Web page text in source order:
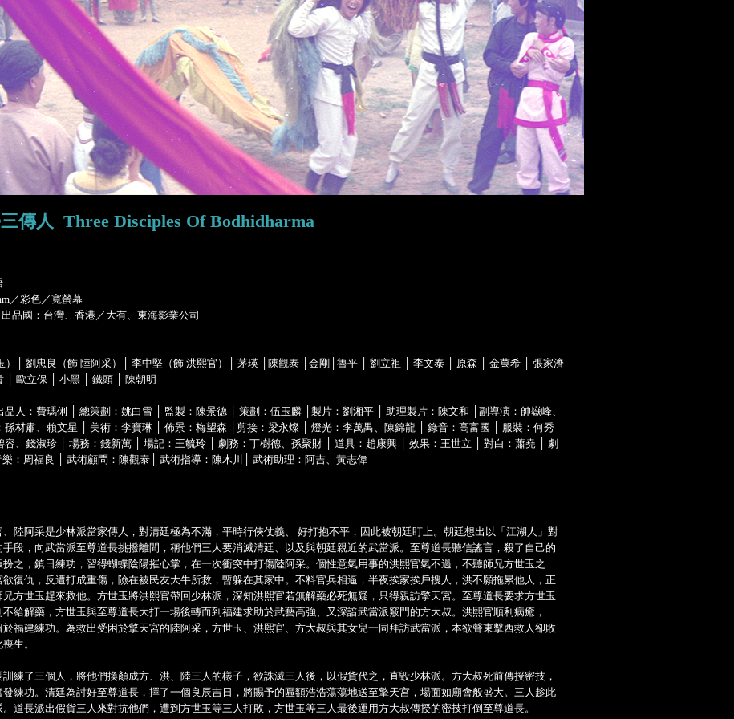
傳人 Three Disciples Of Bodhidharma
／彩色／寬螢幕
品國：台灣、香港／大有、東海影業公司
）│ 劉忠良（飾 陸阿采）│ 李中堅（飾 洪熙官）│ 茅瑛 │陳觀泰 │金剛│魯平 │ 劉立祖 │ 李文泰 │ 原森 │ 金萬希 │ 張家濟
│ 歐立保 │ 小黑 │ 鐵頭 │ 陳朝明
品人：費瑪俐 │ 總策劃：姚白雪 │ 監製：陳景德 │ 策劃：伍玉麟 │製片：劉湘平 │ 助理製片：陳文和 │副導演：帥嶽峰、
孫材肅、賴文星 │ 美術：李寶琳 │ 佈景：梅望森 │剪接：梁永燦 │ 燈光：李萬禺、陳錦龍 │ 錄音：高富國 │ 服裝：何秀
容、錢淑珍 │ 場務：錢新萬 │ 場記：王毓玲 │ 劇務：丁樹德、孫聚財 │ 道具：趙康興 │ 效果：王世立 │ 對白：蕭堯 │ 劇
：周福良 │ 武術顧問：陳觀泰│ 武術指導：陳木川│ 武術助理：阿吉、黃志偉
陸阿采是少林派當家傳人，對清廷極為不滿，平時行俠仗義、 好打抱不平，因此被朝廷盯上。朝廷想出以「江湖人」對
段，向武當派至尊道長挑撥離間，稱他們三人要消滅清廷、以及與朝廷親近的武當派。至尊道長聽信謠言，殺了自己的
之，鎮日練功，習得蝴蝶陰陽摧心掌，在一次衝突中打傷陸阿采。個性意氣用事的洪熙官氣不過，不聽師兄方世玉之
復仇，反遭打成重傷，險在被民友大牛所救，暫躲在其家中。不料官兵相逼，半夜挨家挨戶搜人，洪不願拖累他人，正
方世玉趕來救他。方世玉將洪熙官帶回少林派，深知洪熙官若無解藥必死無疑，只得親訪擎天宮。至尊道長要求方世玉
給解藥，方世玉與至尊道長大打一場後轉而到福建求助於武藝高強、又深諳武當派竅門的方大叔。洪熙官順利病癒，
福建練功。為救出受困於擎天宮的陸阿采，方世玉、洪熙官、方大叔與其女兒一同拜訪武當派，本欲聲東擊西救人卻敗
生。
訓練了三個人，將他們換顏成方、洪、陸三人的樣子，欲誅滅三人後，以假貨代之，直毀少林派。方大叔死前傳授密技，
練功。清廷為討好至尊道長，擇了一個良辰吉日，將賜予的匾額浩浩蕩蕩地送至擎天宮，場面如廟會般盛大。三人趁此
道長派出假貨三人來對抗他們，遭到方世玉等三人打敗，方世玉等三人最後運用方大叔傳授的密技打倒至尊道長。